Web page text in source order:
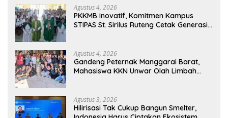
Agustus 4, 2026
PKKMB Inovatif, Komitmen Kampus
STIPAS St. Sirilus Ruteng Cetak Generasi
Agustus 4, 2026
Gandeng Peternak Manggarai Barat,
Mahasiswa KKN Unwar Olah Limbah
Agustus 3, 2026
Hilirisasi Tak Cukup Bangun Smelter,